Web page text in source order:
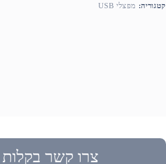
קטגוריה: מפצלי USB
צרו קשר בקלות